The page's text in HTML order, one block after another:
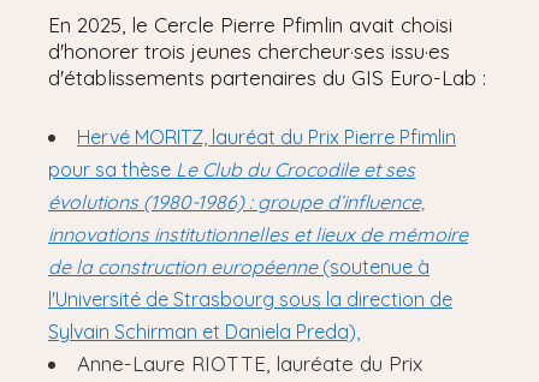
En 2025, le Cercle Pierre Pfimlin avait choisi
d'honorer trois jeunes chercheur·ses issu·es
d'établissements partenaires du GIS Euro-Lab :
Hervé MORITZ, lauréat du Prix Pierre Pfimlin
pour sa thèse Le Club du Crocodile et ses
évolutions (1980-1986) : groupe d’influence,
innovations institutionnelles et lieux de mémoire
de la construction européenne(soutenue à
l'Université de Strasbourg sous la direction de
Sylvain Schirman et Daniela Preda),
Anne-Laure RIOTTE, lauréate du Prix